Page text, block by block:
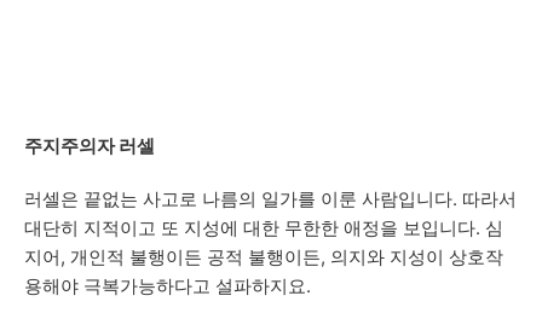
주지주의자 러셀
러셀은 끝없는 사고로 나름의 일가를 이룬 사람입니다. 따라서
대단히 지적이고 또 지성에 대한 무한한 애정을 보입니다. 심
지어, 개인적 불행이든 공적 불행이든, 의지와 지성이 상호작
용해야 극복가능하다고 설파하지요.